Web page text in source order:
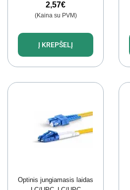
2,57€
(Kaina su PVM)
Į KREPŠELĮ
Optinis jungiamasis laidas